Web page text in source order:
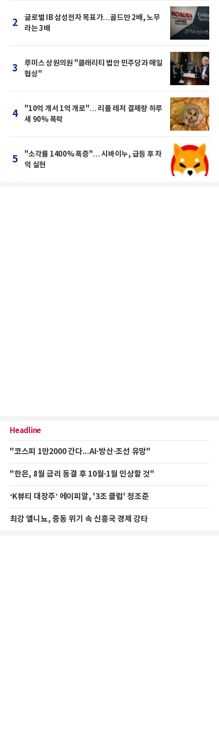
2
글로벌 IB 삼성전자 목표가…골드만 2배, 노무
라는 3배
3
루미스 상원의원 "클래리티 법안 민주당과 매일
협상"
4
"10억 개서 1억 개로"… 리플 레저 결제량 하루
새 90% 폭락
5
"소각률 1400% 폭증"… 시바이누, 급등 후 차
익 실현
Headline
"코스피 1만2000 간다...AI·방산·조선 유망"
"한은, 8월 금리 동결 후 10월·1월 인상할 것"
‘K뷰티 대장주’ 에이피알, '3조 클럽' 정조준
최강 엘니뇨, 중동 위기 속 신흥국 경제 강타